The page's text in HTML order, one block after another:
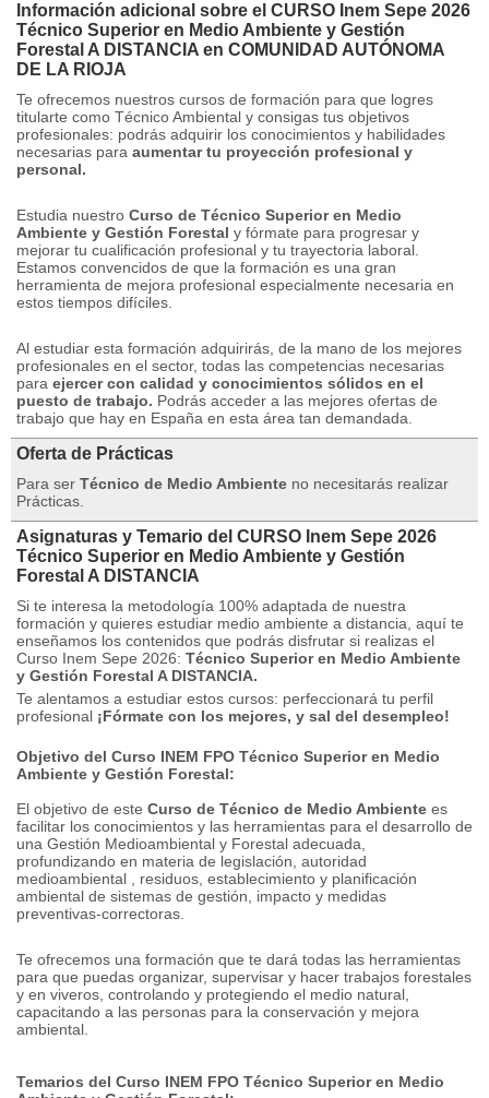
Información adicional sobre el CURSO Inem Sepe 2026
Técnico Superior en Medio Ambiente y Gestión
Forestal A DISTANCIA en COMUNIDAD AUTÓNOMA
DE LA RIOJA
Te ofrecemos nuestros cursos de formación para que logres
titularte como Técnico Ambiental y consigas tus objetivos
profesionales: podrás adquirir los conocimientos y habilidades
necesarias para aumentar tu proyección profesional y
personal.
Estudia nuestro Curso de Técnico Superior en Medio
Ambiente y Gestión Forestal y fórmate para progresar y
mejorar tu cualificación profesional y tu trayectoria laboral.
Estamos convencidos de que la formación es una gran
herramienta de mejora profesional especialmente necesaria en
estos tiempos difíciles.
Al estudiar esta formación adquirirás, de la mano de los mejores
profesionales en el sector, todas las competencias necesarias
para ejercer con calidad y conocimientos sólidos en el
puesto de trabajo. Podrás acceder a las mejores ofertas de
trabajo que hay en España en esta área tan demandada.
Oferta de Prácticas
Para ser Técnico de Medio Ambiente no necesitarás realizar
Prácticas.
Asignaturas y Temario del CURSO Inem Sepe 2026
Técnico Superior en Medio Ambiente y Gestión
Forestal A DISTANCIA
Si te interesa la metodología 100% adaptada de nuestra
formación y quieres estudiar medio ambiente a distancia, aquí te
enseñamos los contenidos que podrás disfrutar si realizas el
Curso Inem Sepe 2026: Técnico Superior en Medio Ambiente
y Gestión Forestal A DISTANCIA.
Te alentamos a estudiar estos cursos: perfeccionará tu perfil
profesional ¡Fórmate con los mejores, y sal del desempleo!
Objetivo del Curso INEM FPO Técnico Superior en Medio
Ambiente y Gestión Forestal:
El objetivo de este Curso de Técnico de Medio Ambiente es
facilitar los conocimientos y las herramientas para el desarrollo de
una Gestión Medioambiental y Forestal adecuada,
profundizando en materia de legislación, autoridad
medioambiental , residuos, establecimiento y planificación
ambiental de sistemas de gestión, impacto y medidas
preventivas-correctoras.
Te ofrecemos una formación que te dará todas las herramientas
para que puedas organizar, super­visar y hacer trabajos forestales
y en viveros, controlando y protegiendo el medio natural,
capacitando a las personas para la conservación y mejora
ambiental.
Temarios del Curso INEM FPO Técnico Superior en Medio